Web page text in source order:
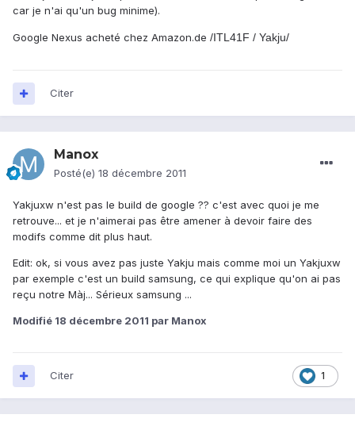
car je n'ai qu'un bug minime).
Google Nexus acheté chez Amazon.de /ITL41F / Yakju/
Citer
Manox
Posté(e) 18 décembre 2011
Yakjuxw n'est pas le build de google ?? c'est avec quoi je me
retrouve... et je n'aimerai pas être amener à devoir faire des
modifs comme dit plus haut.
Edit: ok, si vous avez pas juste Yakju mais comme moi un Yakjuxw
par exemple c'est un build samsung, ce qui explique qu'on ai pas
reçu notre Màj... Sérieux samsung ...
Modifié 18 décembre 2011 par Manox
1
Citer